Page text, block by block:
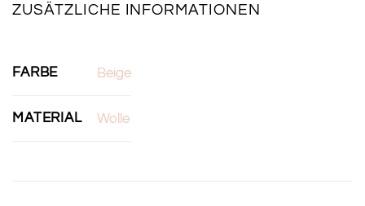
ZUSÄTZLICHE INFORMATIONEN
FARBE Beige
MATERIAL Wolle